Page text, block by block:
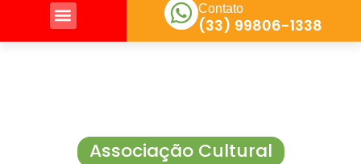
Contato
(33) 99806-1338
Associação Cultural